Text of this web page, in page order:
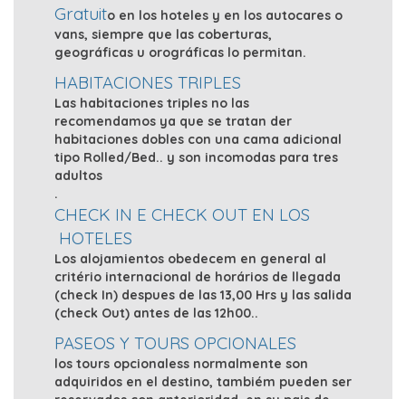
Gratuito en los hoteles y en los autocares o
vans, siempre que las coberturas,
geográficas u orográficas lo permitan.
HABITACIONES TRIPLES
Las habitaciones triples no las
recomendamos ya que se tratan der
habitaciones dobles con una cama adicional
tipo Rolled/Bed.. y son incomodas para tres
adultos
.
CHECK IN E CHECK OUT EN LOS
HOTELES
Los alojamientos obedecem en general al
critério internacional de horários de llegada
(check In) despues de las 13,00 Hrs y las salida
(check Out) antes de las 12h00..
PASEOS Y TOURS OPCIONALES
los tours opcionaless normalmente son
adquiridos en el destino, tambiém pueden ser